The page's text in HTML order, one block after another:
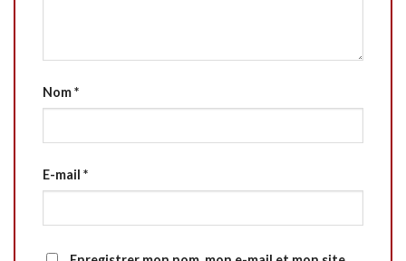
Nom*
E-mail *